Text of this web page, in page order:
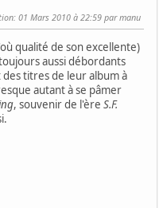
: 01 Mars 2010 à 22:59 par manu
qualité de son excellente)
aussi débordants
titres de leur album à
autant à se pâmer
, souvenir de l'ère S.F.